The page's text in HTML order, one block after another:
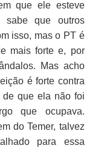
que ele esteve
que outros
isso, mas o PT é
mais forte e, por
Mas acho
é forte contra
que ela não foi
que ocupava.
do Temer, talvez
para essa